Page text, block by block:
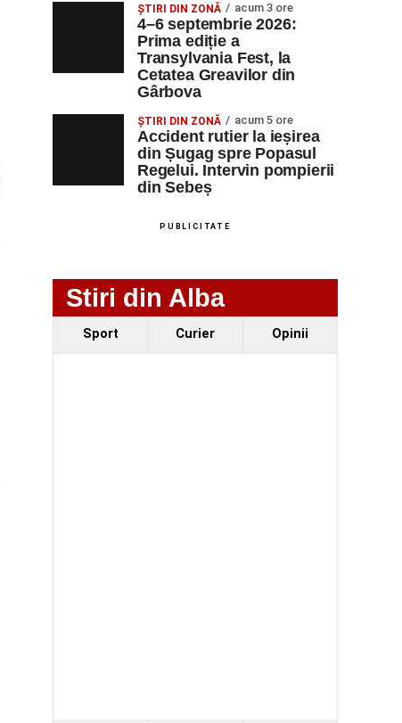
ȘTIRI DIN ZONĂ acum 3 ore
4–6 septembrie 2026:
Prima ediție a
Transylvania Fest, la
Cetatea Greavilor din
Gârbova
ȘTIRI DIN ZONĂ acum 5 ore
Accident rutier la ieșirea
din Șugag spre Popasul
Regelui. Intervin pompierii
din Sebeș
PUBLICITATE
Stiri din Alba
Sport Curier Opinii